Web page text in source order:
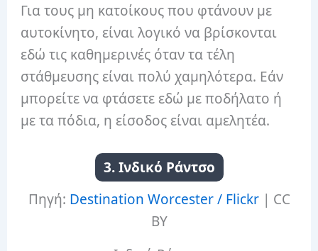
Για τους μη κατοίκους που φτάνουν με
αυτοκίνητο, είναι λογικό να βρίσκονται
εδώ τις καθημερινές όταν τα τέλη
στάθμευσης είναι πολύ χαμηλότερα. Εάν
μπορείτε να φτάσετε εδώ με ποδήλατο ή
με τα πόδια, η είσοδος είναι αμελητέα.
3. Ινδικό Ράντσο
Πηγή: Destination Worcester / Flickr| CC
BY